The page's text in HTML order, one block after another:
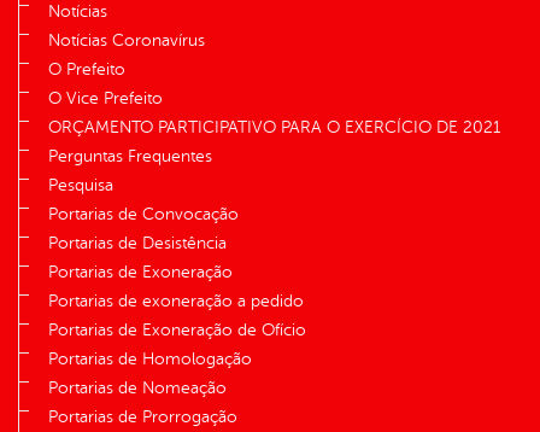
Notícias
Notícias Coronavírus
O Prefeito
O Vice Prefeito
ORÇAMENTO PARTICIPATIVO PARA O EXERCÍCIO DE 2021
Perguntas Frequentes
Pesquisa
Portarias de Convocação
Portarias de Desistência
Portarias de Exoneração
Portarias de exoneração a pedido
Portarias de Exoneração de Ofício
Portarias de Homologação
Portarias de Nomeação
Portarias de Prorrogação